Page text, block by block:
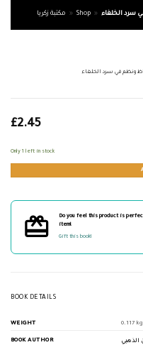
مكتبة زكريا » Shop » سرد الخلفاء
ونظم في سرد الخلفاء
£2.45
Only 1 left in stock
Do you feel this product is
item!
Gift this book!
BOOK DETAILS
WEIGHT 0.117 kg
BOOK AUTHOR